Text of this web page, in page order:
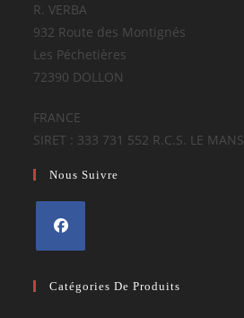
R. VERBA
932 Route des Montignés
Les Péchetières
72390 DOLLON
FRANCE
SIRET : 333 731 552 R.C.S. LE MANS
Nous Suivre
dansCatégories De Produits